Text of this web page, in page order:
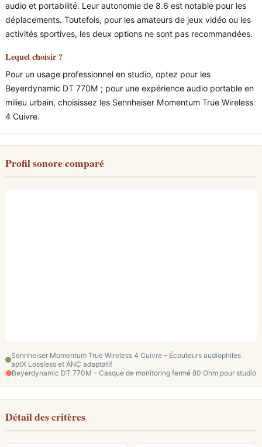
audio et portabilité. Leur autonomie de 8.6 est notable pour les
déplacements. Toutefois, pour les amateurs de jeux vidéo ou les
activités sportives, les deux options ne sont pas recommandées.
Lequel choisir ?
Pour un usage professionnel en studio, optez pour les
Beyerdynamic DT 770M ; pour une expérience audio portable en
milieu urbain, choisissez les Sennheiser Momentum True Wireless
4 Cuivre.
Profil sonore comparé
Sennheiser Momentum True Wireless 4 Cuivre – Écouteurs audiophiles
aptX Lossless et ANC adaptatif
Beyerdynamic DT 770M – Casque de monitoring fermé 80 Ohm pour studio
Détail des critères